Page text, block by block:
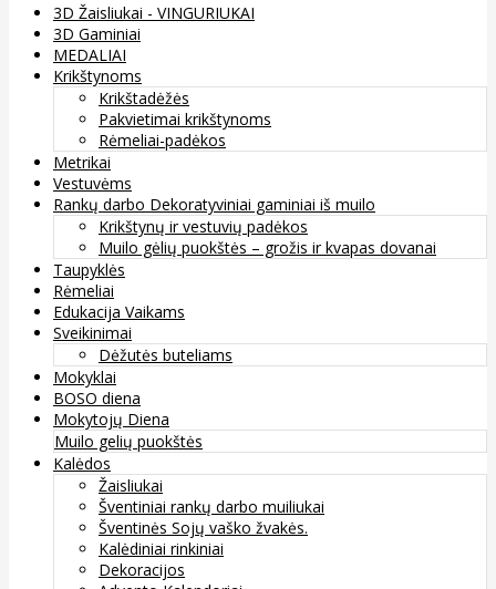
3D Žaisliukai - VINGURIUKAI
3D Gaminiai
MEDALIAI
Krikštynoms
Krikštadėžės
Pakvietimai krikštynoms
Rėmeliai-padėkos
Metrikai
Vestuvėms
Rankų darbo Dekoratyviniai gaminiai iš muilo
Krikštynų ir vestuvių padėkos
Muilo gėlių puokštės – grožis ir kvapas dovanai
Taupyklės
Rėmeliai
Edukacija Vaikams
Sveikinimai
Dėžutės buteliams
Mokyklai
BOSO diena
Mokytojų Diena
Muilo gelių puokštės
Kalėdos
Žaisliukai
Šventiniai rankų darbo muiliukai
Šventinės Sojų vaško žvakės.
Kalėdiniai rinkiniai
Dekoracijos